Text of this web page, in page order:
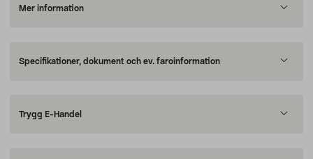
Mer information
Specifikationer, dokument och ev. faroinformation
Trygg E-Handel